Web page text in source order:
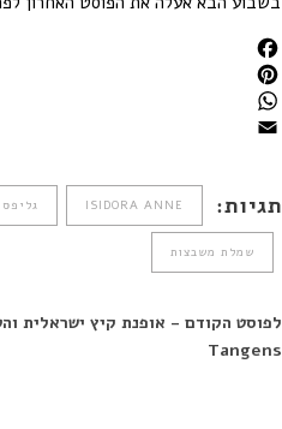
Facebook
Pinterest
WhatsApp
תגיות: ISIDORA ANNE גליפס
שמלת משבצות
Tangens